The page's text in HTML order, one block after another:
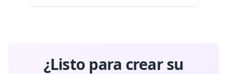
¿Listo para crear su